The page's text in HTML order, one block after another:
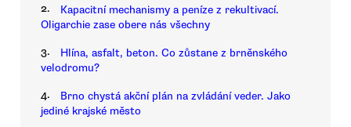
2.
Kapacitní mechanismy a peníze z rekultivací.
Oligarchie zase obere nás všechny
3.
Hlína, asfalt, beton. Co zůstane z brněnského
velodromu?
4.
Brno chystá akční plán na zvládání veder. Jako
jediné krajské město